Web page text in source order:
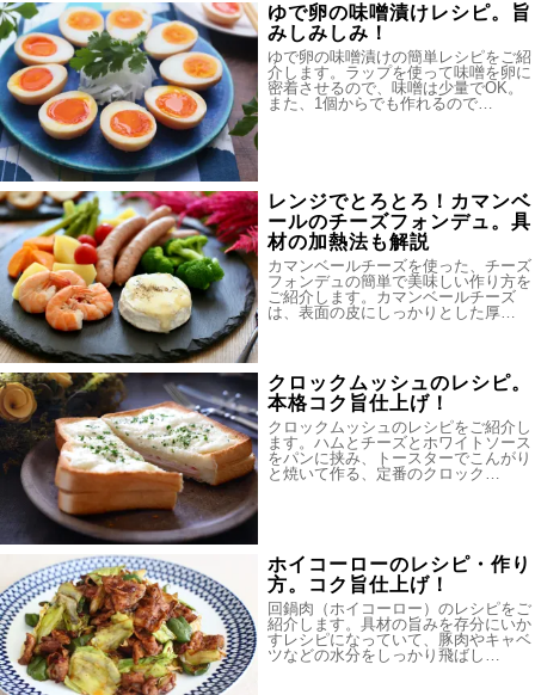
ゆで卵の味噌漬けレシピ。旨
みしみしみ！
ゆで卵の味噌漬けの簡単レシピをご紹
介します。ラップを使って味噌を卵に
密着させるので、味噌は少量でOK。
また、1個からでも作れるので…
レンジでとろとろ！カマンベ
ールのチーズフォンデュ。具
材の加熱法も解説
カマンベールチーズを使った、チーズ
フォンデュの簡単で美味しい作り方を
ご紹介します。カマンベールチーズ
は、表面の皮にしっかりとした厚…
クロックムッシュのレシピ。
本格コク旨仕上げ！
クロックムッシュのレシピをご紹介し
ます。ハムとチーズとホワイトソース
をパンに挟み、トースターでこんがり
と焼いて作る、定番のクロック…
ホイコーローのレシピ・作り
方。コク旨仕上げ！
回鍋肉（ホイコーロー）のレシピをご
紹介します。具材の旨みを存分にいか
すレシピになっていて、豚肉やキャベ
ツなどの水分をしっかり飛ばし…